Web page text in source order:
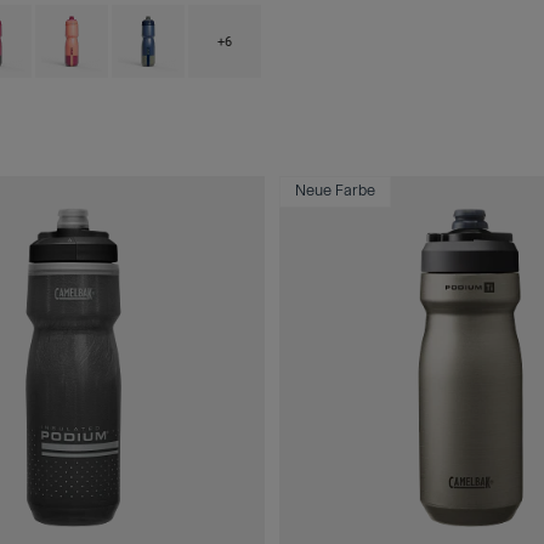
type of Black.
swatch type of Mercury Berry.
Product swatch type of Mercury Blush.
Product swatch type of Mercury Deep Sea.
+6
Neue Farbe